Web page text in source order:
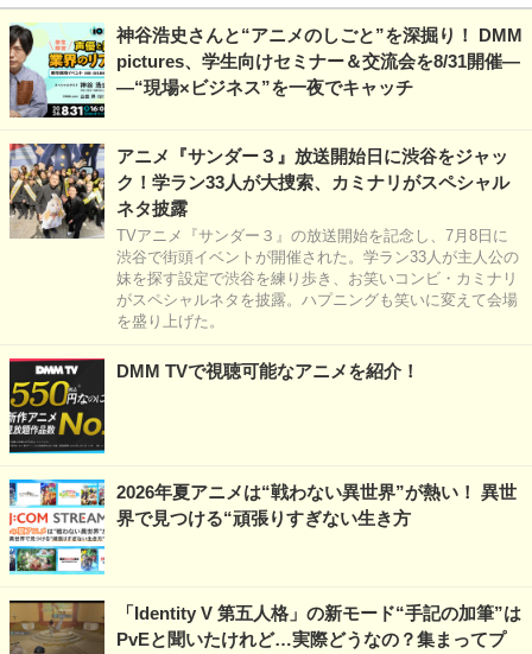
神谷浩史さんと“アニメのしごと”を深掘り！ DMM
pictures、学生向けセミナー＆交流会を8/31開催―
―“現場×ビジネス”を一夜でキャッチ
アニメ『サンダー３』放送開始日に渋谷をジャッ
ク！学ラン33人が大捜索、カミナリがスペシャル
ネタ披露
TVアニメ『サンダー３』の放送開始を記念し、7月8日に
渋谷で街頭イベントが開催された。学ラン33人が主人公の
妹を探す設定で渋谷を練り歩き、お笑いコンビ・カミナリ
がスペシャルネタを披露。ハプニングも笑いに変えて会場
を盛り上げた。
DMM TVで視聴可能なアニメを紹介！
2026年夏アニメは“戦わない異世界”が熱い！ 異世
界で見つける“頑張りすぎない生き方
「Identity V 第五人格」の新モード“手記の加筆”は
PvEと聞いたけれど…実際どうなの？集まってプ